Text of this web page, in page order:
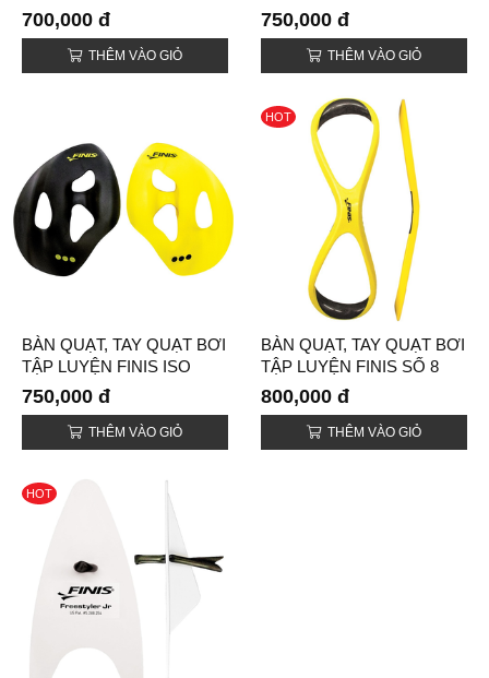
POWER (POWER
PADDLE)
700,000 đ
THÊM VÀO GIỎ
FLOATING (AGILITY
PADDLES FLOATING)
750,000 đ
THÊM VÀO GIỎ
BÀN QUẠT, TAY QUẠT BƠI
TẬP LUYỆN FINIS ISO
(ISO PADDLES)
750,000 đ
THÊM VÀO GIỎ
HOT
BÀN QUẠT, TAY QUẠT BƠI
TẬP LUYỆN FINIS SỐ 8
(FOREARM FULCRUMS
PADDLES)
800,000 đ
THÊM VÀO GIỎ
HOT